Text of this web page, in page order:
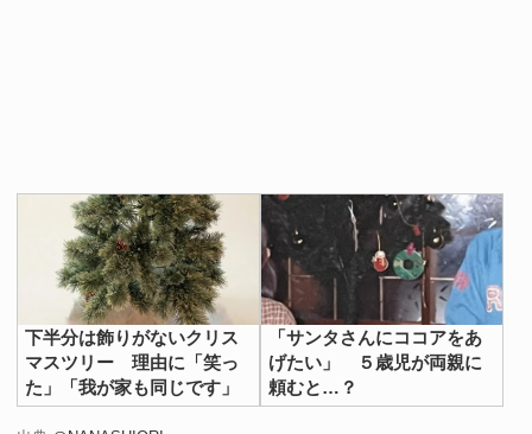
下半分は飾りがないクリス
マスツリー 理由に「笑っ
た」「我が家も同じです」
「サンタさんにココアをあ
げたい」 ５歳児が両親に
頼むと…？